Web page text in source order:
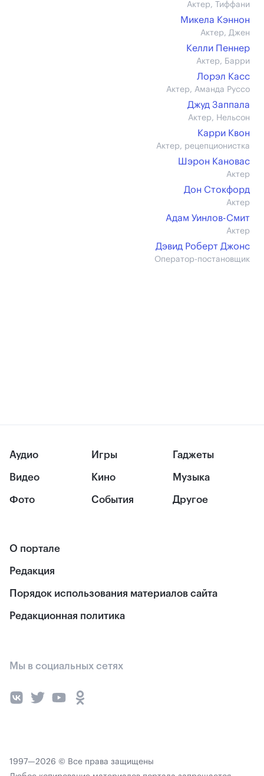
Актер, Тиффани
Микела Кэннон
Актер, Джен
Келли Пеннер
Актер, Барри
Лорэл Касс
Актер, Аманда Руссо
Джуд Заппала
Актер, Нельсон
Карри Квон
Актер, рецепционистка
Шэрон Кановас
Актер
Дон Стокфорд
Актер
Адам Уинлов-Смит
Актер
Дэвид Роберт Джонс
Оператор-постановщик
Аудио
Видео
Фото
Игры
Кино
События
Гаджеты
Музыка
Другое
О портале
Редакция
Порядок использования материалов сайта
Редакционная политика
Мы в социальных сетях
1997—2026 © Все права защищены